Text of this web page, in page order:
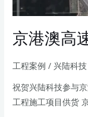
京港澳高
工程案例 / 兴陆科技
祝贺兴陆科技参与
工程施工项目供货